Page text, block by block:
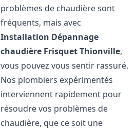
problèmes de chaudière sont
fréquents, mais avec
Installation Dépannage
chaudière FrisquetThionville,
vous pouvez vous sentir rassuré.
Nos plombiers expérimentés
interviennent rapidement pour
résoudre vos problèmes de
chaudière, que ce soit une